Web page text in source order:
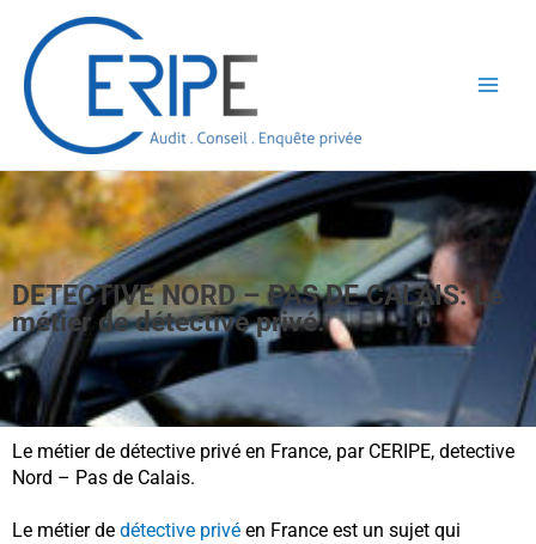
contenu
DETECTIVE NORD – PAS DE CALAIS: Le
métier de détective privé.
Le métier de détective privé en France, par CERIPE, detective
Nord – Pas de Calais.
Le métier de détective privé en France est un sujet qui